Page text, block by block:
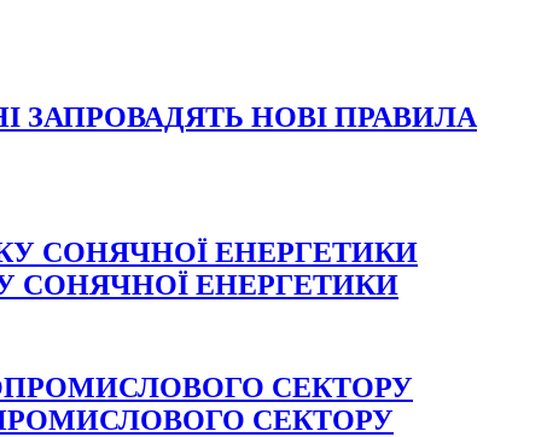
ЗАПРОВАДЯТЬ НОВІ ПРАВИЛА
СОНЯЧНОЇ ЕНЕРГЕТИКИ
СЕКТОРУ